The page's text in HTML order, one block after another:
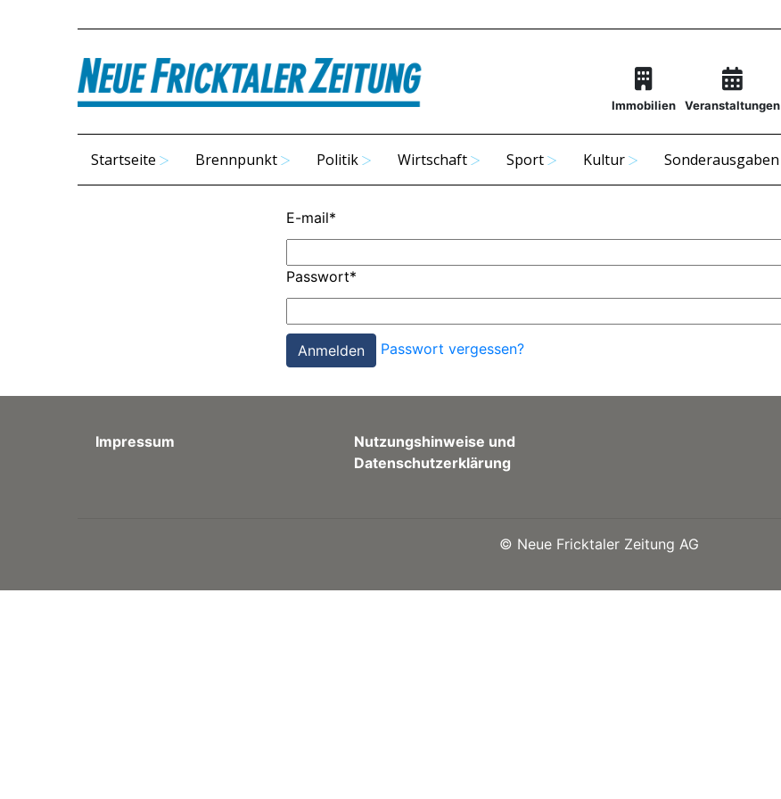
Immobilien Veranstaltungen
Startseite Brennpunkt Politik Wirtschaft Sport Kultur Sonderausgaben
E-mail*
Passwort*
Passwort vergessen?
Impressum
Nutzungshinweise und
Datenschutzerklärung
© Neue Fricktaler Zeitung AG